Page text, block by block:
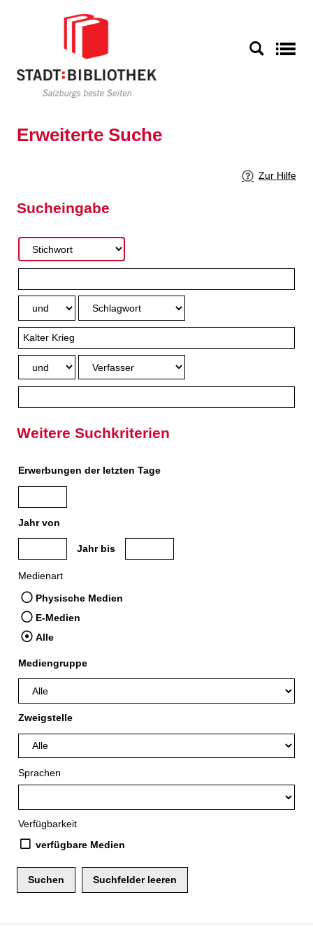
Erweiterte Suche
Zur Hilfe
Sucheingabe
Weitere Suchkriterien
Erwerbungen der letzten Tage
Jahr von
Medien anzeigen, die nach dem Jahr veröffentlicht wurden
Jahr bis
Medienart
Physische Medien
E-Medien
Alle
Mediengruppe
Zweigstelle
Sprachen
Verfügbarkeit
verfügbare Medien